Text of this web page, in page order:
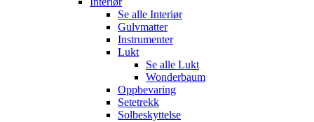
Se alle Interiør
Gulvmatter
Instrumenter
Lukt
Se alle Lukt
Wonderbaum
Oppbevaring
Setetrekk
Solbeskyttelse